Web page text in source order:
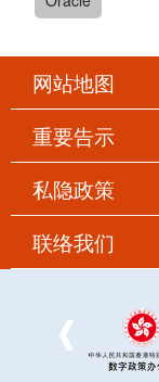
网站地图
重要告示
私隐政策
联络我们